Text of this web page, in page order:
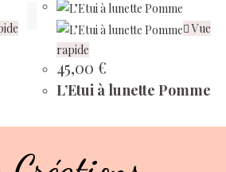
Vue
rapide
45,00€
L’Etui à lunette Pomme